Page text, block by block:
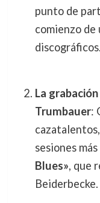
punto de
comienzo de
discográficos.
La
Trumbauer:
sesiones
Blues», que
Beiderbecke.